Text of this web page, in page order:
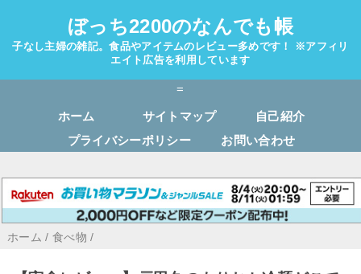
ぼっち2200のなんでも帳
子なし主婦の雑記。食品やアイテムのレビュー多めです！ ※アフィリ
エイト広告を利用しています
=
ホーム
サイトマップ
自己紹介
プライバシーポリシー
お問い合わせ
ホーム / 食べ物 /